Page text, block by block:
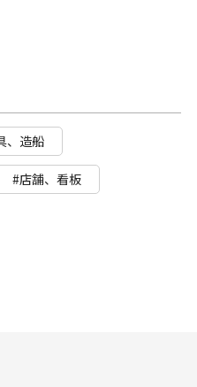
、造船
#店舗、看板